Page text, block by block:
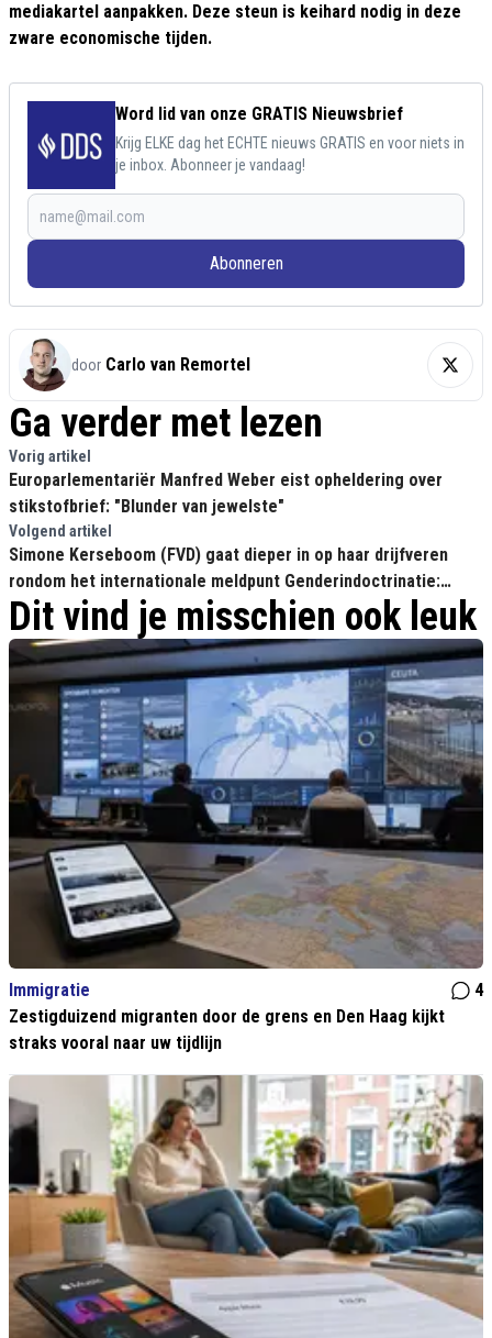
mediakartel aanpakken. Deze steun is keihard nodig in deze
zware economische tijden.
Word lid van onze GRATIS Nieuwsbrief
Krijg ELKE dag het ECHTE nieuws GRATIS en voor niets in
je inbox. Abonneer je vandaag!
Abonneren
door Carlo van Remortel
Ga verder met lezen
Vorig artikel
Europarlementariër Manfred Weber eist opheldering over
stikstofbrief: "Blunder van jewelste"
Volgend artikel
Simone Kerseboom (FVD) gaat dieper in op haar drijfveren
rondom het internationale meldpunt Genderindoctrinatie:
"Now it's personal."
Dit vind je misschien ook leuk
Immigratie
4
Zestigduizend migranten door de grens en Den Haag kijkt
straks vooral naar uw tijdlijn